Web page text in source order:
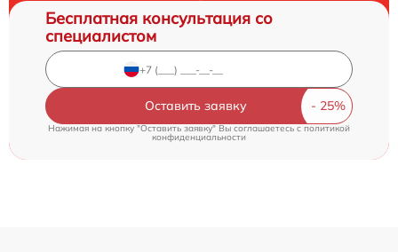
Бесплатная консультация со
специалистом
Оставить заявку
Нажимая на кнопку "Оставить заявку" Вы соглашаетесь cполитикой
конфиденциальности